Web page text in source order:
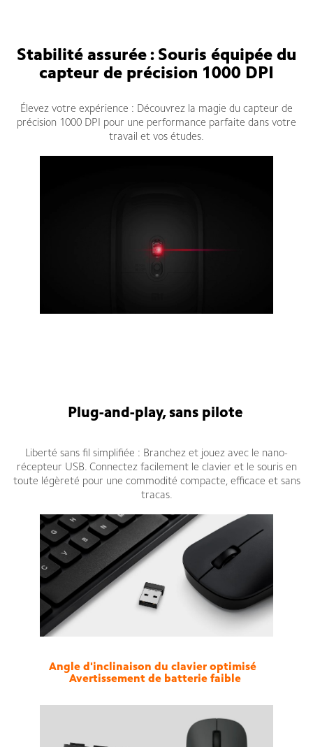
Stabilité assurée : Souris équipée du
capteur de précision 1000 DPI
Élevez votre expérience : Découvrez la magie du capteur de
précision 1000 DPI pour une performance parfaite dans votre
travail et vos études.
Plug-and-play, sans pilote
Liberté sans fil simplifiée : Branchez et jouez avec le nano-
récepteur USB. Connectez facilement le clavier et le souris en
toute légèreté pour une commodité compacte, efficace et sans
tracas.
Angle d'inclinaison du clavier optimisé
Avertissement de batterie faible